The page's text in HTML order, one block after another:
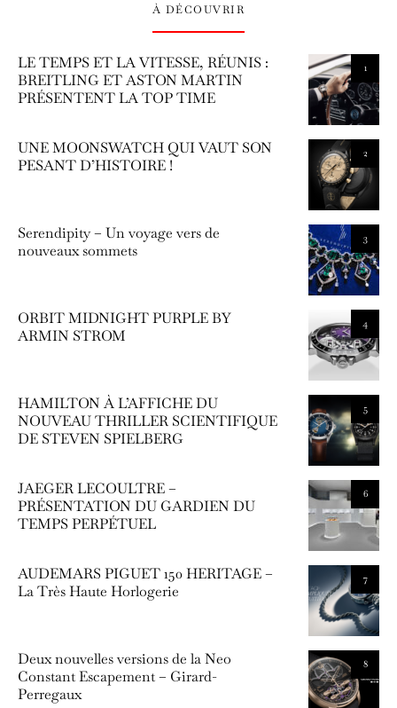
À DÉCOUVRIR
1
LE TEMPS ET LA VITESSE, RÉUNIS :
BREITLING ET ASTON MARTIN
PRÉSENTENT LA TOP TIME
2
UNE MOONSWATCH QUI VAUT SON
PESANT D’HISTOIRE !
3
Serendipity – Un voyage vers de
nouveaux sommets
4
ORBIT MIDNIGHT PURPLE BY
ARMIN STROM
5
HAMILTON À L’AFFICHE DU
NOUVEAU THRILLER SCIENTIFIQUE
DE STEVEN SPIELBERG
6
JAEGER LECOULTRE –
PRÉSENTATION DU GARDIEN DU
TEMPS PERPÉTUEL
7
AUDEMARS PIGUET 150 HERITAGE –
La Très Haute Horlogerie
8
Deux nouvelles versions de la Neo
Constant Escapement – Girard-
Perregaux